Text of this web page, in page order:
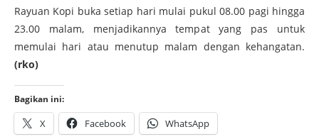
Rayuan Kopi buka setiap hari mulai pukul 08.00 pagi hingga
23.00 malam, menjadikannya tempat yang pas untuk
memulai hari atau menutup malam dengan kehangatan.
(rko)
Bagikan ini:
X Facebook WhatsApp